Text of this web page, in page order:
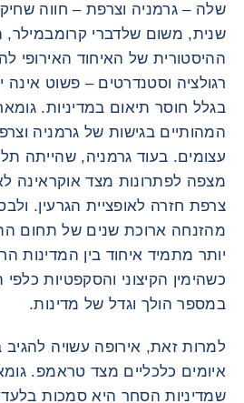
שלה – גרמניה וצרפת – חווה
שנית, משום שלדברי קרומבמילר,
ההיסטורית של האיחוד האירופי
רגולציה וסטנדרטים – פשוט אינה
בגלל חוסר תיאום במדיניות.
המהותיים בגישות של גרמניה
עצומים. בעוד גרמניה, שהייתה
מצפה לפתרונות מצד אוקראינה
צרפת חזרה לאופציית הגרעין.
מהזנחה ארוכת שנים של תחום
יותר מתמיד איחוד בין המדינות
כשהימין הקיצוני והסקפטיות
במספר הולך וגדל של מדינות.
למרות זאת, אירופה עשויה
איומים כלכליים מצד טראמפ.
שמדיניות הסחר היא סמכות